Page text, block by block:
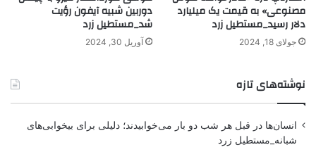
مصنوعی» به قیمت یک میلیارد
دلار رسید_مستطیل زرد
جولای 18, 2024
دوربین شبیه آیفون رؤیت
شد_مستطیل زرد
آوریل 30, 2024
نوشته‌های تازه
انسان‌ها در قبل هر شب دو بار می‌خوابیدند؛ دلیلی برای بیخوابی‌های
شبانه_مستطیل زرد